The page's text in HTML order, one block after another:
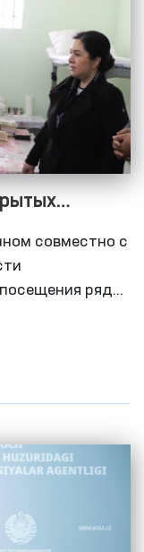
а также
совместно с
ряда
свободой
изучены в
а также